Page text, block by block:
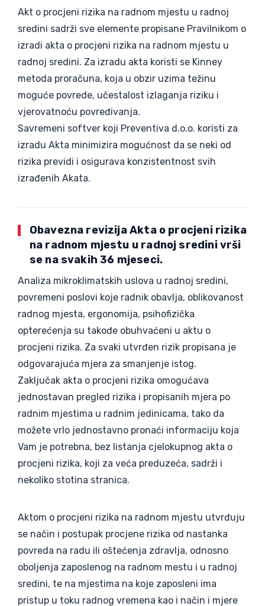
Akt o procjeni rizika na radnom mjestu u radnoj
sredini sadrži sve elemente propisane Pravilnikom o
izradi akta o procjeni rizika na radnom mjestu u
radnoj sredini. Za izradu akta koristi se Kinney
metoda proračuna, koja u obzir uzima težinu
moguće povrede, učestalost izlaganja riziku i
vjerovatnoću povređivanja.
Savremeni softver koji Preventiva d.o.o. koristi za
izradu Akta minimizira mogućnost da se neki od
rizika previdi i osigurava konzistentnost svih
izrađenih Akata.
Obavezna revizija Akta o procjeni rizika
na radnom mjestu u radnoj sredini vrši
se na svakih 36 mjeseci.
Analiza mikroklimatskih uslova u radnoj sredini,
povremeni poslovi koje radnik obavlja, oblikovanost
radnog mjesta, ergonomija, psihofizička
opterećenja su takođe obuhvaćeni u aktu o
procjeni rizika. Za svaki utvrđen rizik propisana je
odgovarajuća mjera za smanjenje istog.
Zaključak akta o procjeni rizika omogućava
jednostavan pregled rizika i propisanih mjera po
radnim mjestima u radnim jedinicama, tako da
možete vrlo jednostavno pronaći informaciju koja
Vam je potrebna, bez listanja cjelokupnog akta o
procjeni rizika, koji za veća preduzeća, sadrži i
nekoliko stotina stranica.
Aktom o procjeni rizika na radnom mjestu utvrđuju
se način i postupak procjene rizika od nastanka
povreda na radu ili oštećenja zdravlja, odnosno
oboljenja zaposlenog na radnom mestu i u radnoj
sredini, te na mjestima na koje zaposleni ima
pristup u toku radnog vremena kao i način i mjere